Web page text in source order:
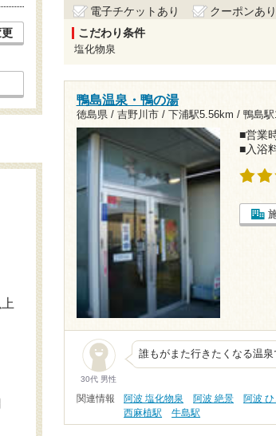
電子チケットあり クーポンあり
こだわり条件
塩化物泉
鴨島温泉・鴨の湯
徳島県 / 吉野川市 / 下浦駅5.56km / 鴨島
■営業
■入浴
30代 男性
誰もがまた行きたくなる温
関連情報 阿波 塩化物泉 阿波 絶景 阿波
西麻植駅
牛島駅